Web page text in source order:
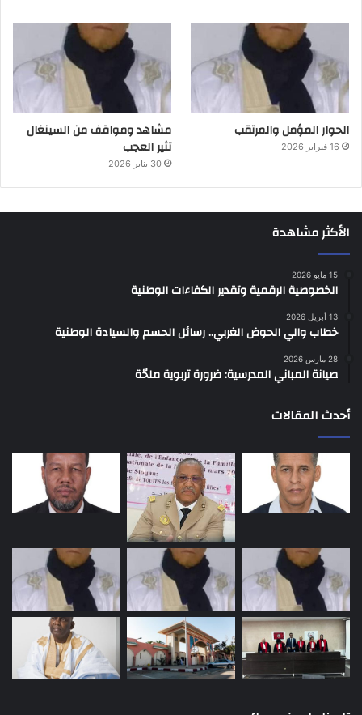
الحوار المؤمل والمرتقب
16 فبراير 2026
مشاهد ومواقف من السينغال
تثير العجب
30 يناير 2026
الأكثر مشاهدة
15 مايو 2026
الخصوصية الرقمية وتقدير الكفاءات الوطنية
13 أبريل 2026
خطاب والي الحوض الغربي.. رسائل الحسم والسيادة الوطنية
28 مارس 2026
صيانة المباني المدرسية: ضرورة تربوية ملحّة
أحدث المقالات